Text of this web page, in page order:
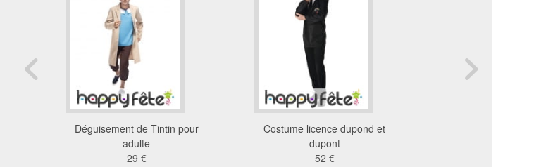
Déguisement de Tintin pour
adulte
29 €
Costume licence dupond et
dupont
52 €